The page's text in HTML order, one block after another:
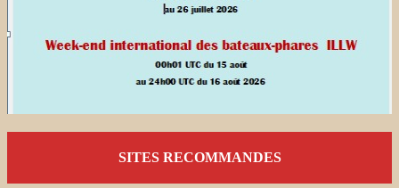
SITES RECOMMANDES